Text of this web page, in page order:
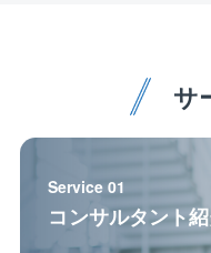
サ
Service 01
コンサルタント